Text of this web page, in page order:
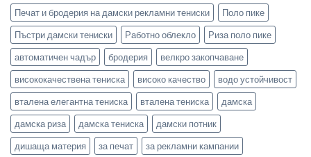
Печат и бродерия на дамски рекламни тениски
Поло пике
Пъстри дамски тениски
Работно облекло
Риза поло пике
автоматичен чадър
бродерия
велкро закопчаване
висококачествена тениска
високо качество
водо устойчивост
вталена елегантна тениска
вталена тениска
дамска
дамска риза
дамска тениска
дамски потник
дишаща материя
за печат
за рекламни кампании